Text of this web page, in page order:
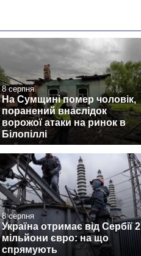
8 серпня
На Сумщині помер чоловік,
поранений внаслідок
ворожої атаки на ринок в
Білопіллі
8 серпня
Україна отримає від Сербії 2
мільйони євро: на що
спрямують